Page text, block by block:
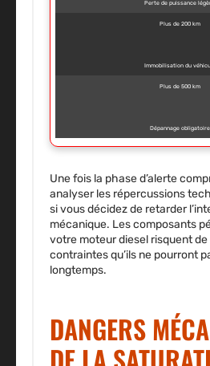
Perte de puissance
Plus de 200 km
Immobilisation du
Plus de 500 km
Dépannage obligatoire
Une fois la phase d’alerte
analyser les répercussions
si vous décidez de retarder
mécanique. Les composants
votre moteur diesel risquent de
contraintes qu’ils ne pourront
longtemps.
DANGERS